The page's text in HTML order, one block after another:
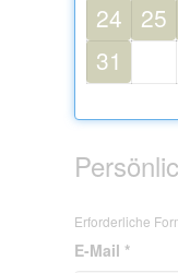
24
25
31
Erforderliche
E-Mail *